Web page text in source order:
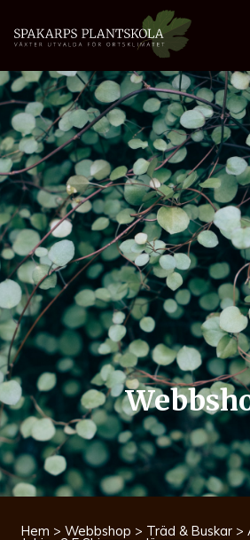
Hem > Webbshop > Träd & Buskar >